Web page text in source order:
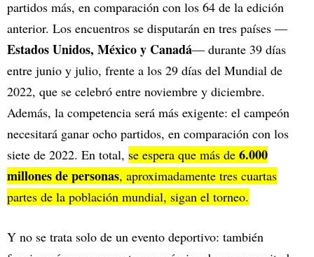
partidos más, en comparación con los 64 de la edición
anterior. Los encuentros se disputarán en tres países —
Estados Unidos, México y Canadá— durante 39 días
entre junio y julio, frente a los 29 días del Mundial de
2022, que se celebró entre noviembre y diciembre.
Además, la competencia será más exigente: el campeón
necesitará ganar ocho partidos, en comparación con los
siete de 2022. En total, se espera que más de 6.000
millones de personas, aproximadamente tres cuartas
partes de la población mundial, sigan el torneo.
Y no se trata solo de un evento deportivo: también